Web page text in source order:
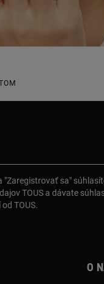
"Zaregistrovať sa"
TOUS a dávate
TOUS.
O